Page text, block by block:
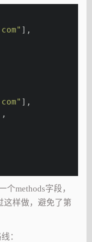
],
],
个methods字段，
这样做，避免了第
：